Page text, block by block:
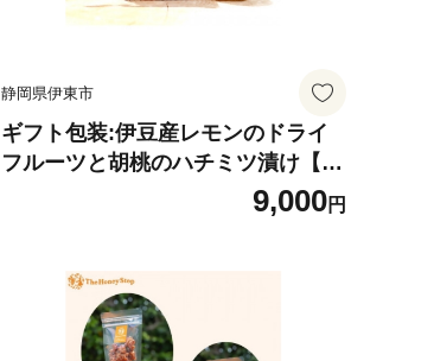
静岡県伊東市
ギフト包装:伊豆産レモンのドライ
フルーツと胡桃のハチミツ漬け【16
9,000円